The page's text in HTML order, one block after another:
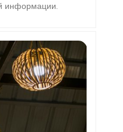
информации.